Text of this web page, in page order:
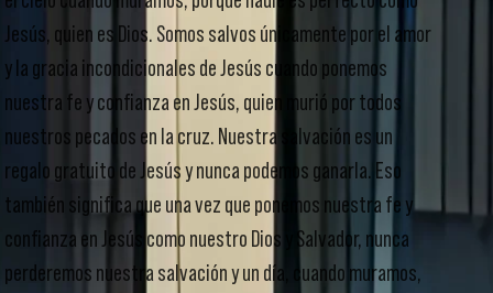
Jesús, quien es Dios. Somos salvos únicamente por el amor
y la gracia incondicionales de Jesús cuando ponemos
nuestra fe y confianza en Jesús, quien murió por todos
nuestros pecados en la cruz. Nuestra salvación es un
regalo gratuito de Jesús y nunca podemos ganarla. Eso
también significa que una vez que ponemos nuestra fe y
confianza en Jesús como nuestro Dios y Salvador, nunca
perderemos nuestra salvación y un día, cuando muramos,